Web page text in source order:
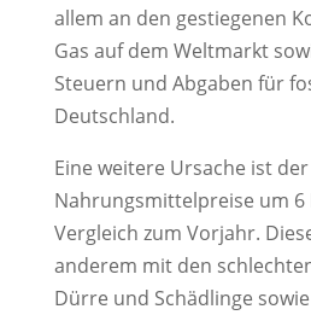
allem an den gestiegenen
Gas auf dem Weltmarkt
Steuern und Abgaben für
Deutschland.
Eine weitere Ursache ist
Nahrungsmittelpreise um 6
Vergleich zum Vorjahr.
anderem mit den
Dürre und Schädlinge